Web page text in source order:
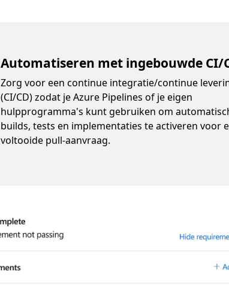
Automatiseren met ingebouwde CI/
Zorg voor een continue integratie/continue
(CI/CD) zodat je Azure Pipelines of je eigen
hulpprogramma's kunt gebruiken om
builds, tests en implementaties te activeren voor
voltooide pull-aanvraag.